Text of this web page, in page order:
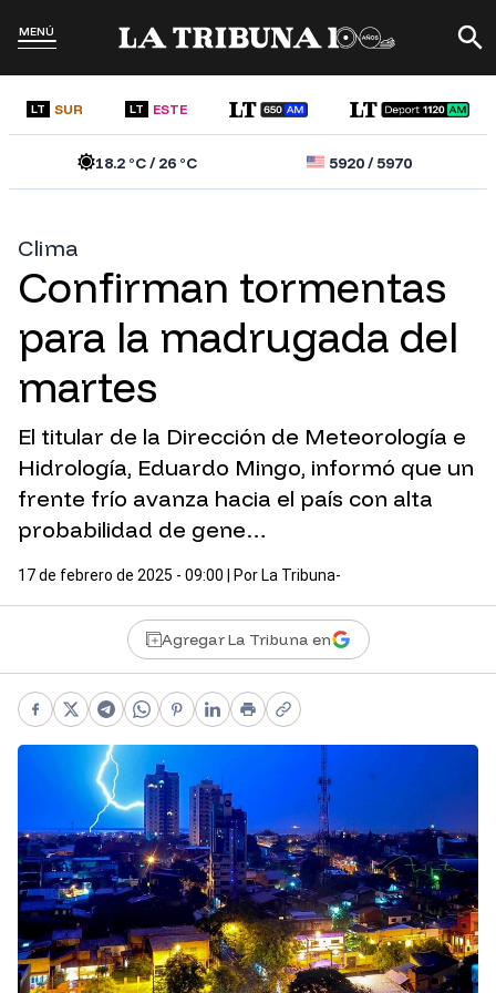
MENÚ
LT SUR LT ESTE
18.2 °C /26 °C 5920/5970
Clima
Confirman tormentas
para la madrugada del
martes
El titular de la Dirección de Meteorología e
Hidrología, Eduardo Mingo, informó que un
frente frío avanza hacia el país con alta
probabilidad de gene…
17 de febrero de 2025 - 09:00 | Por La Tribuna-
Agregar La Tribuna en
Facebook
X Telegram
WhatsApp
Pinterest
LinkedIn
PrintCopy link